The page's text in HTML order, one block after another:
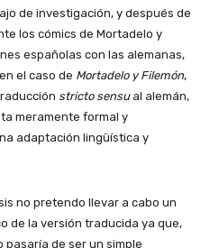
de investigación, y después de
los cómics de Mortadelo y
españolas con las alemanas,
el caso de Mortadelo y Filemón,
stricto sensual alemán,
meramente formal y
adaptación lingüística y
no pretendo llevar a cabo un
de la versión traducida ya que,
pasaría de ser un simple